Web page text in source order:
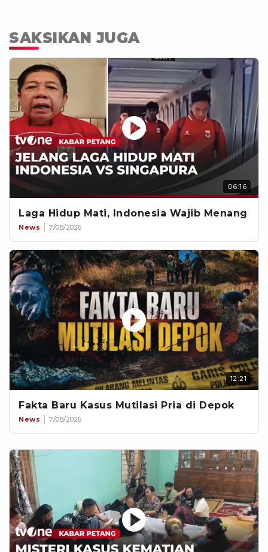
SAKSIKAN JUGA
06:16
Laga Hidup Mati, Indonesia Wajib Menang
News 7/08/2026
12:21
Fakta Baru Kasus Mutilasi Pria di Depok
News 7/08/2026